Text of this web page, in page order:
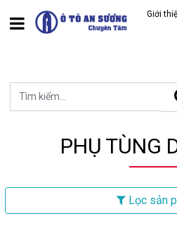
Giới
PHỤ TÙNG
Lọc sản